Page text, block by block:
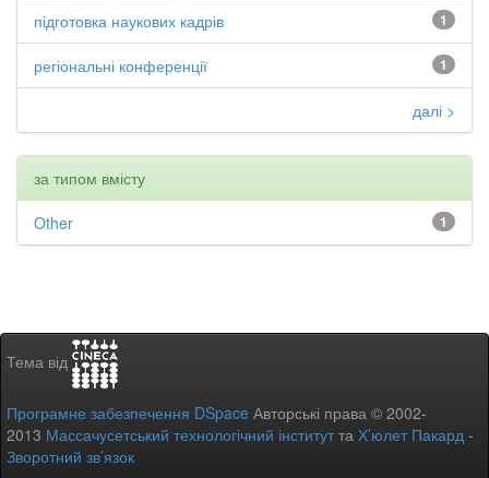
1
підготовка наукових кадрів
1
регіональні конференції
далі >
за типом вмісту
1
Other
Тема від
Програмне забезпечення DSpace Авторські права © 2002-
2013 Массачусетський технологічний інститутта Х’юлет Пакард -
Зворотний зв’язок